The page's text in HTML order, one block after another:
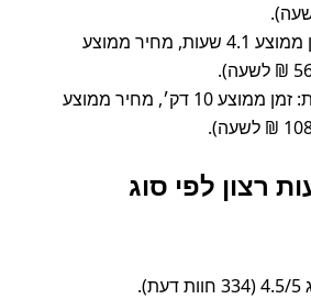
מעבורת: זמן ממוצע 4.1 שעות, מחיר ממוצע
הסעה פרטית: זמן ממוצע 10 דק׳, מחיר ממוצע
רצון לפי סוג